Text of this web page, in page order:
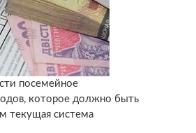
посемейное
которое должно быть
текущая система